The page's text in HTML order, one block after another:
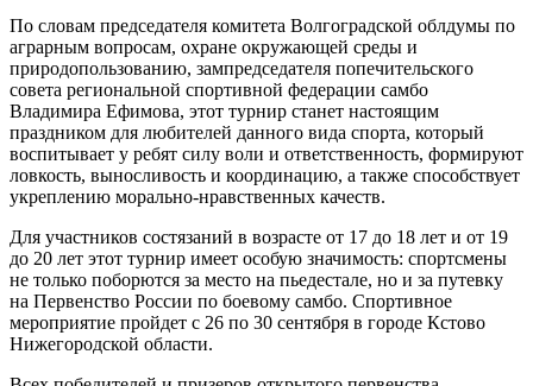
По словам председателя комитета Волгоградской облдумы по
аграрным вопросам, охране окружающей среды и
природопользованию, зампредседателя попечительского
совета региональной спортивной федерации самбо
Владимира Ефимова, этот турнир станет настоящим
праздником для любителей данного вида спорта, который
воспитывает у ребят силу воли и ответственность, формируют
ловкость, выносливость и координацию, а также способствует
укреплению морально-нравственных качеств.
Для участников состязаний в возрасте от 17 до 18 лет и от 19
до 20 лет этот турнир имеет особую значимость: спортсмены
не только поборются за место на пьедестале, но и за путевку
на Первенство России по боевому самбо. Спортивное
мероприятие пройдет с 26 по 30 сентября в городе Кстово
Нижегородской области.